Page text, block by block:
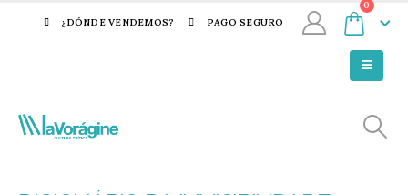
¿DÓNDE VENDEMOS? PAGO SEGURO
0